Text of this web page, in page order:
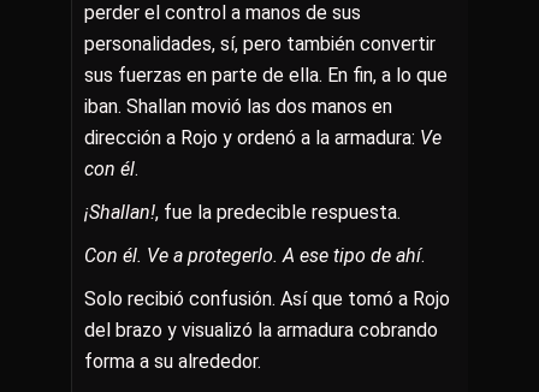
perder el control a manos de sus
personalidades, sí, pero también convertir
sus fuerzas en parte de ella. En fin, a lo que
iban. Shallan movió las dos manos en
dirección a Rojo y ordenó a la armadura: Ve
con él.
¡Shallan!, fue la predecible respuesta.
Con él. Ve a protegerlo. A ese tipo de ahí.
Solo recibió confusión. Así que tomó a Rojo
del brazo y visualizó la armadura cobrando
forma a su alrededor.